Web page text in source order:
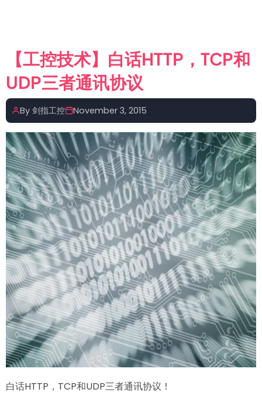
RSLogix5000
和
Studio5000
可
以
安
装
在
同
一
台
机
器
吗？
【工控技术】白话HTTP，TCP和
UDP三者通讯协议
By 剑指工控 November 3, 2015
白话HTTP，TCP和UDP三者通讯协议！